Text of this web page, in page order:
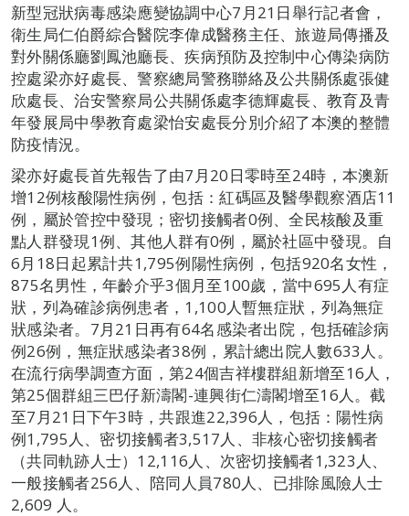
新型冠狀病毒感染應變協調中心7月21日舉行記者會，
衛生局仁伯爵綜合醫院李偉成醫務主任、旅遊局傳播及
對外關係廳劉鳳池廳長、疾病預防及控制中心傳染病防
控處梁亦好處長、警察總局警務聯絡及公共關係處張健
欣處長、治安警察局公共關係處李德輝處長、教育及青
年發展局中學教育處梁怡安處長分別介紹了本澳的整體
防疫情況。
梁亦好處長首先報告了由7月20日零時至24時，本澳新
增12例核酸陽性病例，包括：紅碼區及醫學觀察酒店11
例，屬於管控中發現；密切接觸者0例、全民核酸及重
點人群發現1例、其他人群有0例，屬於社區中發現。自
6月18日起累計共1,795例陽性病例，包括920名女性，
875名男性，年齡介乎3個月至100歲，當中695人有症
狀，列為確診病例患者，1,100人暫無症狀，列為無症
狀感染者。7月21日再有64名感染者出院，包括確診病
例26例，無症狀感染者38例，累計總出院人數633人。
在流行病學調查方面，第24個吉祥樓群組新增至16人，
第25個群組三巴仔新濤閣-連興街仁濤閣增至16人。截
至7月21日下午3時，共跟進22,396人，包括：陽性病
例1,795人、密切接觸者3,517人、非核心密切接觸者
（共同軌跡人士）12,116人、次密切接觸者1,323人、
一般接觸者256人、陪同人員780人、已排除風險人士
2,609 人。